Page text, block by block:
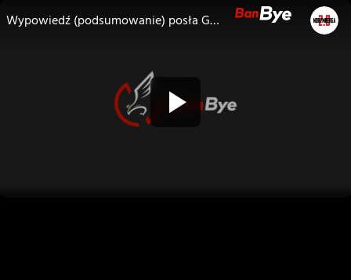
Wypowiedź (podsumowanie) posła Grzegorza Brauna podczas XI Poselskiej Komisji Śledczej